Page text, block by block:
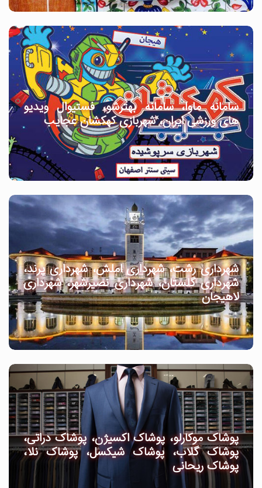
سامانه ماوا، سامانه بهترشو، فستیوال ویدیو
های ورزشی ایران، شهربازی کهکشان عجایب
شهرداری رشت، شهرداری املش، شهرداری پرند،
شهرداری گلستان، شهرداری نصیرشهر، شهرداری
لاهیجان
پوشاک موکارلو، پوشاک اکسیژن، پوشاک دراتی،
پوشاک گلاب، پوشاک شیکسل، پوشاک نلا،
پوشاک ریحانی